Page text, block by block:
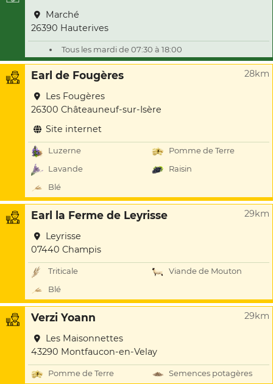
Marché
26390 Hauterives
Tous les mardi de 07:30 à 18:00
Earl de Fougères 28km
Les Fougères
26300 Châteauneuf-sur-Isère
Site internet
Luzerne
Pomme de Terre
Lavande
Raisin
Blé
Earl la Ferme de Leyrisse 29km
Leyrisse
07440 Champis
Triticale
Viande de Mouton
Blé
Verzi Yoann 29km
Les Maisonnettes
43290 Montfaucon-en-Velay
Pomme de Terre Semences potagères